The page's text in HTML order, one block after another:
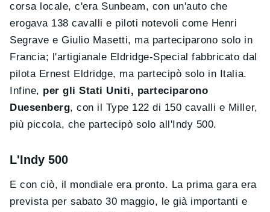
corsa locale, c'era Sunbeam, con un'auto che
erogava 138 cavalli e piloti notevoli come Henri
Segrave e Giulio Masetti, ma parteciparono solo in
Francia; l'artigianale Eldridge-Special fabbricato dal
pilota Ernest Eldridge, ma partecipò solo in Italia.
Infine, per gli Stati Uniti, parteciparono
Duesenberg, con il Type 122 di 150 cavalli e Miller,
più piccola, che partecipò solo all'Indy 500.
L'Indy 500
E con ciò, il mondiale era pronto. La prima gara era
prevista per sabato 30 maggio, le già importanti e